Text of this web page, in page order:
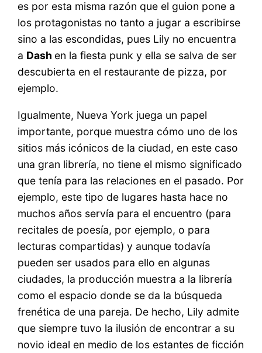
es por esta misma razón que el guion pone a
los protagonistas no tanto a jugar a escribirse
sino a las escondidas, pues Lily no encuentra
a Dash en la fiesta punk y ella se salva de ser
descubierta en el restaurante de pizza, por
ejemplo.
Igualmente, Nueva York juega un papel
importante, porque muestra cómo uno de los
sitios más icónicos de la ciudad, en este caso
una gran librería, no tiene el mismo significado
que tenía para las relaciones en el pasado. Por
ejemplo, este tipo de lugares hasta hace no
muchos años servía para el encuentro (para
recitales de poesía, por ejemplo, o para
lecturas compartidas) y aunque todavía
pueden ser usados para ello en algunas
ciudades, la producción muestra a la librería
como el espacio donde se da la búsqueda
frenética de una pareja. De hecho, Lily admite
que siempre tuvo la ilusión de encontrar a su
novio ideal en medio de los estantes de ficción